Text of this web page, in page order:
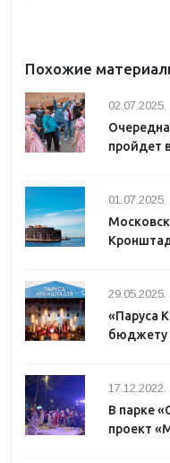
Похожие
02.07.2025.
пройдет
01.07.2025.
29.05.2025.
«Паруса
бюджету
17.12.2022.
В парке
проект